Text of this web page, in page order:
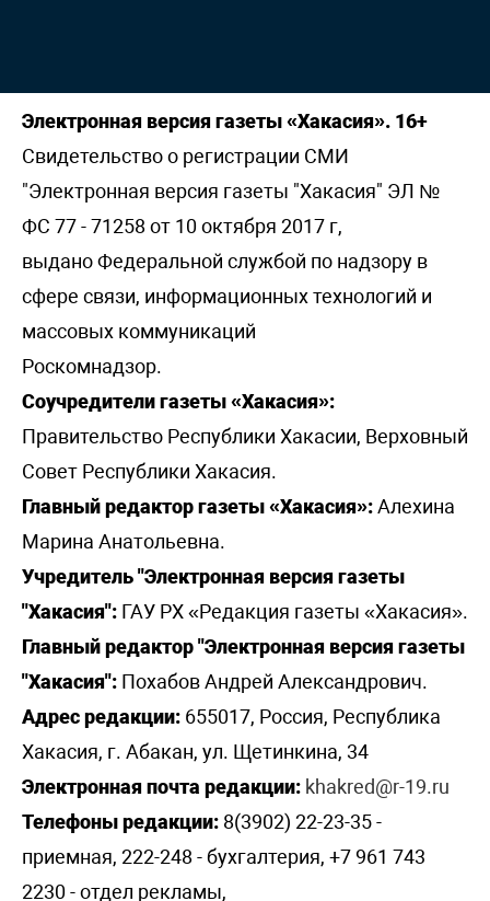
Электронная версия газеты «Хакасия». 16+
Свидетельство о регистрации СМИ
"Электронная версия газеты "Хакасия" ЭЛ №
ФС 77 - 71258 от 10 октября 2017 г,
выдано Федеральной службой по надзору в
сфере связи, информационных технологий и
массовых коммуникаций
Роскомнадзор.
Соучредители газеты «Хакасия»:
Правительство Республики Хакасии, Верховный
Совет Республики Хакасия.
Главный редактор газеты «Хакасия»:Алехина
Марина Анатольевна.
Учредитель "Электронная версия газеты
"Хакасия": ГАУ РХ «Редакция газеты «Хакасия».
Главный редактор "Электронная версия газеты
"Хакасия": Похабов Андрей Александрович.
Адрес редакции: 655017, Россия, Республика
Хакасия, г. Абакан, ул. Щетинкина, 34
Электронная почта редакции: khakred@r-19.ru
Телефоны редакции: 8(3902) 22-23-35 -
приемная, 222-248 - бухгалтерия, +7 961 743
2230 - отдел рекламы,